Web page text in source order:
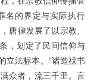
名的界定与实际执行
唐律发展了以宗教、
，划定了民间信仰与
立法标本。“诸造祅书
众者，流三千里。言